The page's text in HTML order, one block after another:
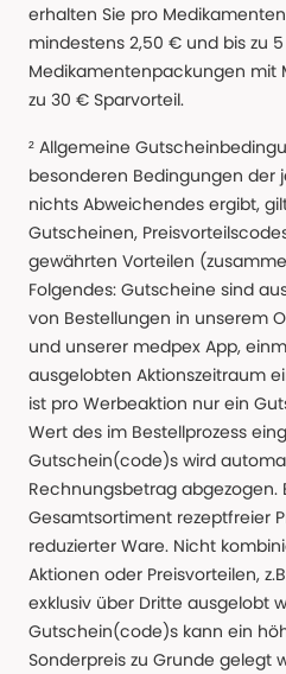
erhalten Sie pro
mindestens 2,50 € und bis zu
Medikamentenpackungen mit
zu 30 € Sparvorteil.
² Allgemeine
besonderen Bedingungen der
nichts Abweichendes ergibt,
Gutscheinen,
gewährten Vorteilen
Folgendes: Gutscheine sind
von Bestellungen in unserem
und unserer medpex App,
ausgelobten Aktionszeitraum
ist pro Werbeaktion nur ein
Wert des im Bestellprozess
Gutschein(code)s wird
Rechnungsbetrag abgezogen.
Gesamtsortiment rezeptfreier
reduzierter Ware. Nicht
Aktionen oder Preisvorteilen,
exklusiv über Dritte ausgelobt
Gutschein(code)s kann ein
Sonderpreis zu Grunde gelegt